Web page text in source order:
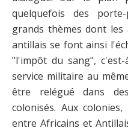
quelquefois des
grands thèmes dont
antillais se font ainsi
"l'impôt du sang",
service militaire au
être relégué dans
colonisés. Aux
entre Africains et